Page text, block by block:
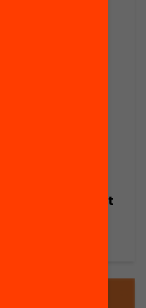
famílies davant